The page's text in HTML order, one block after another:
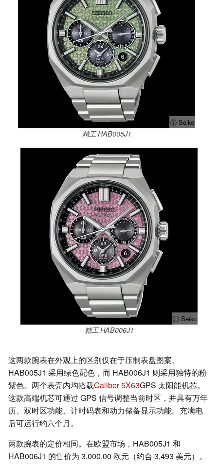
ⓘ Seiko
精工 HAB005J1
ⓘ Seiko
精工 HAB006J1
这两款腕表在外观上的区别仅在于压制表盘图案。
HAB005J1 采用绿色配色，而 HAB006J1 则采用独特的粉
紫色。两个表壳内均搭载Caliber 5X63GPS 太阳能机芯。
这款高端机芯可通过 GPS 信号调整当前时区，并具有万年
历、双时区功能、计时码表和动力储备显示功能。充满电
后可运行约六个月。
两款腕表的定价相同。在欧盟市场，HAB005J1 和
HAB006J1 的售价为 3,000.00 欧元（约合 3,493 美元）。